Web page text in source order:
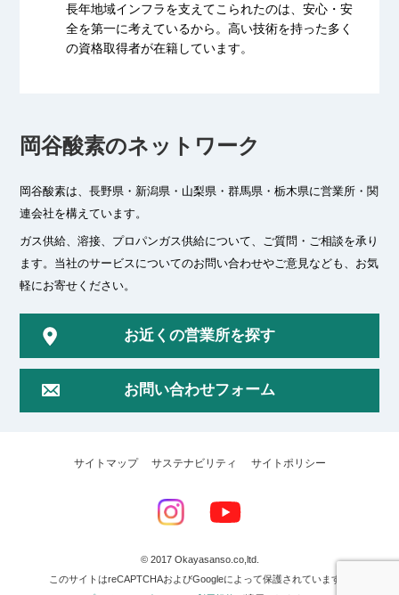
長年地域インフラを支えてこられたのは、安心・安
全を第一に考えているから。高い技術を持った多く
の資格取得者が在籍しています。
岡谷酸素のネットワーク
岡谷酸素は、長野県・新潟県・山梨県・群馬県・栃木県に営業所・関
連会社を構えています。
ガス供給、溶接、プロパンガス供給について、ご質問・ご相談を承り
ます。 当社のサービスについてのお問い合わせやご意見なども、お気
軽にお寄せください。
お近くの営業所を探す
お問い合わせフォーム
サイトマップ サステナビリティ サイトポリシー
© 2017 Okayasanso.co,ltd.
このサイトはreCAPTCHAおよびGoogleによって保護されています。